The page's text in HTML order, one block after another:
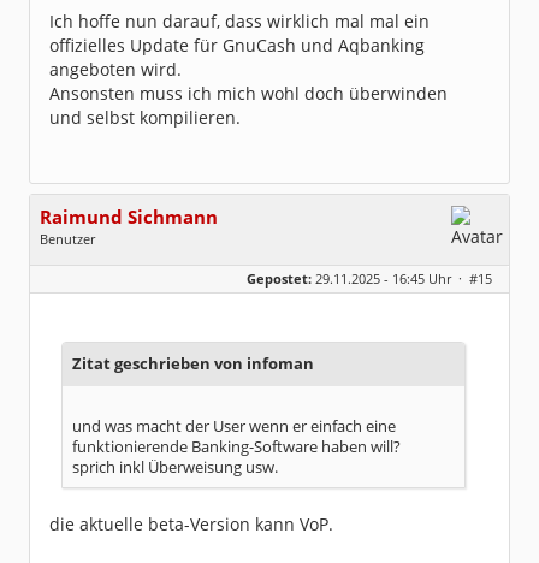
Ich hoffe nun darauf, dass wirklich mal mal ein
offizielles Update für GnuCash und Aqbanking
angeboten wird.
Ansonsten muss ich mich wohl doch überwinden
und selbst kompilieren.
Raimund Sichmann
Benutzer
Geschlecht:
keine Angabe
Dabei seit:
08 / 2002
Gepostet: 29.11.2025 - 16:45 Uhr · #15
Zitat geschrieben von infoman
und was macht der User wenn er einfach eine
funktionierende Banking-Software haben will?
sprich inkl Überweisung usw.
die aktuelle beta-Version kann VoP.